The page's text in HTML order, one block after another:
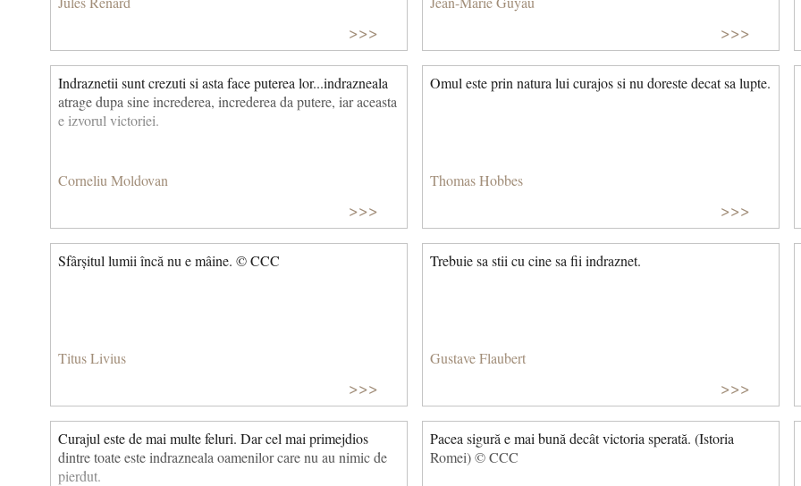
>>> >>>
Indraznetii sunt crezuti si asta face puterea lor...in­drazneala
atrage dupa sine increderea, increderea da putere, iar aceasta
e izvorul victoriei.
Corneliu Moldovan
>>>
Omul este prin natura lui curajos si nu doreste decat sa lupte.
Thomas Hobbes
>>>
Sfârșitul lumii încă nu e mâine. © CCC
Titus Livius
>>>
Trebuie sa stii cu cine sa fii indraznet.
Gustave Flaubert
>>>
Curajul este de mai multe feluri. Dar cel mai primejdios
dintre toate este indrazneala oamenilor care nu au nimic de
pierdut.
Pacea sigură e mai bună decât victoria sperată. (Istoria
Romei) © CCC